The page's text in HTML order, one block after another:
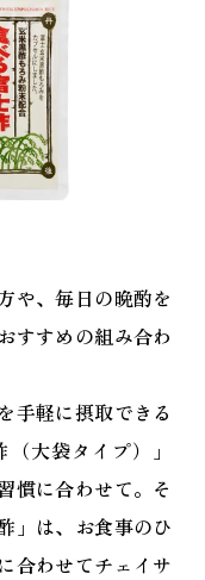
や、毎日の晩酌を
すすめの組み合わ
手軽に摂取できる
大袋タイプ）」
慣に合わせて。そ
」は、お食事のひ
合わせてチェイサ